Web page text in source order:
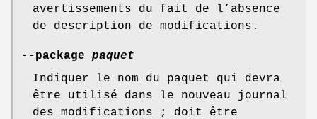
avertissements du fait de l’absence
de description de modifications.
--package
paquet
Indiquer le nom du paquet qui devra
être utilisé dans le nouveau journal
des modifications ; doit être